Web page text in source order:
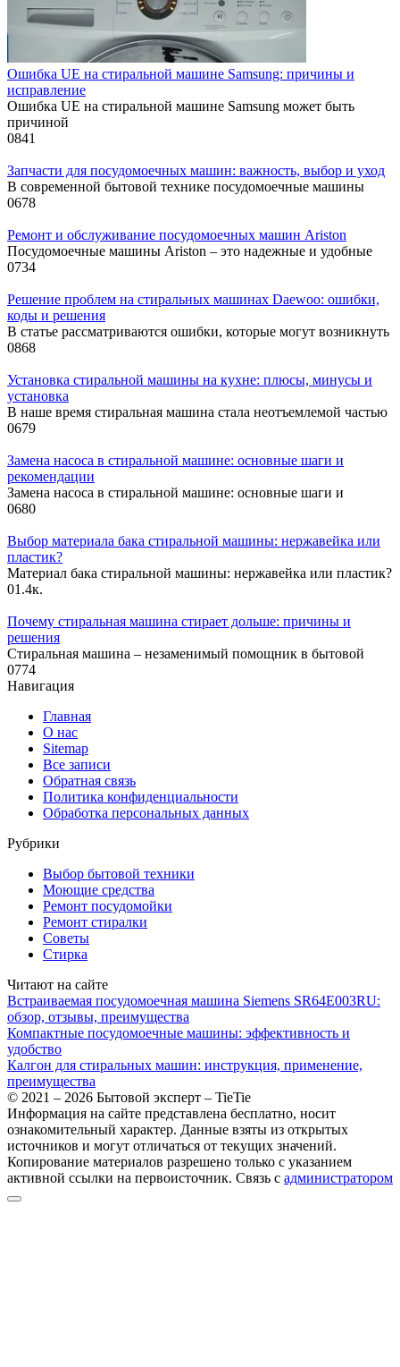
Ошибка UE на стиральной машине Samsung: причины и
исправление
Ошибка UE на стиральной машине Samsung может быть
причиной
0841
Запчасти для посудомоечных машин: важность, выбор и уход
В современной бытовой технике посудомоечные машины
0678
Ремонт и обслуживание посудомоечных машин Ariston
Посудомоечные машины Ariston – это надежные и удобные
0734
Решение проблем на стиральных машинах Daewoo: ошибки,
коды и решения
В статье рассматриваются ошибки, которые могут возникнуть
0868
Установка стиральной машины на кухне: плюсы, минусы и
установка
В наше время стиральная машина стала неотъемлемой частью
0679
Замена насоса в стиральной машине: основные шаги и
рекомендации
Замена насоса в стиральной машине: основные шаги и
0680
Выбор материала бака стиральной машины: нержавейка или
пластик?
Материал бака стиральной машины: нержавейка или пластик?
01.4к.
Почему стиральная машина стирает дольше: причины и
решения
Стиральная машина – незаменимый помощник в бытовой
0774
Навигация
Главная
О нас
Sitemap
Все записи
Обратная связь
Политика конфиденциальности
Обработка персональных данных
Рубрики
Выбор бытовой техники
Моющие средства
Ремонт посудомойки
Ремонт стиралки
Советы
Стирка
Читают на сайте
Встраиваемая посудомоечная машина Siemens SR64E003RU:
обзор, отзывы, преимущества
Компактные посудомоечные машины: эффективность и
удобство
Калгон для стиральных машин: инструкция, применение,
преимущества
© 2021 – 2026 Бытовой эксперт – TieTie
Информация на сайте представлена бесплатно, носит
ознакомительный характер. Данные взяты из открытых
источников и могут отличаться от текущих значений.
Копирование материалов разрешено только с указанием
активной ссылки на первоисточник. Cвязь с администратором